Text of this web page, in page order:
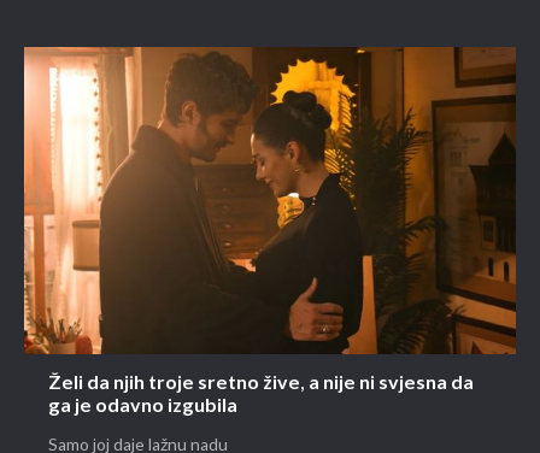
Želi da njih troje sretno žive, a nije ni svjesna da
ga je odavno izgubila
Samo joj daje lažnu nadu